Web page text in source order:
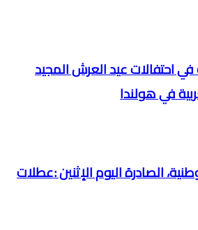
احتفالات عيد العرش المجيد
في هولندا
الصادرة اليوم الإثنين :عطلات